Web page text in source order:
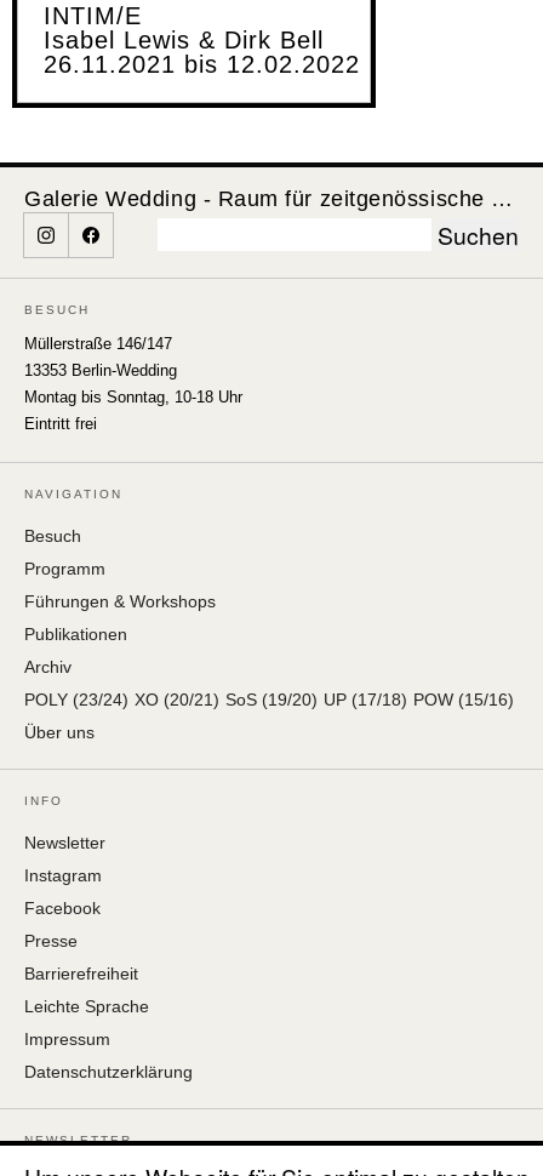
INTIM/E
Isabel Lewis & Dirk Bell
26.11.2021 bis 12.02.2022
Galerie Wedding - Raum für zeitgenössische Kunst
BESUCH
Müllerstraße 146/147
13353 Berlin-Wedding
Montag bis Sonntag, 10-18 Uhr
Eintritt frei
NAVIGATION
Besuch
Programm
Führungen & Workshops
Publikationen
Archiv
POLY (23/24) XO (20/21) SoS (19/20) UP (17/18) POW (15/16)
Über uns
INFO
Newsletter
Instagram
Facebook
Presse
Barrierefreiheit
Leichte Sprache
Impressum
Datenschutzerklärung
NEWSLETTER